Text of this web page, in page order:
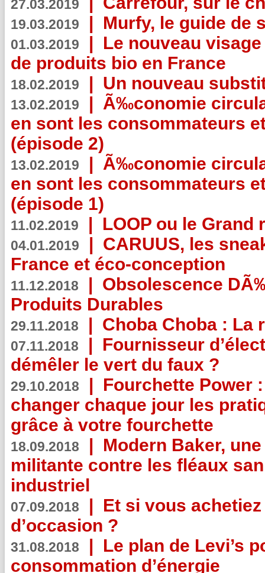
27.03.2019
19.03.2019 | Murfy, le guide de
01.03.2019 | Le nouveau
de produits bio en France
18.02.2019 | Un nouveau
13.02.2019 | Ã‰conomie
en sont les consommateurs
(épisode 2)
13.02.2019 | Ã‰conomie
en sont les consommateurs
(épisode 1)
11.02.2019 | LOOP ou le Grand
04.01.2019 | CARUUS, les
France et éco-conception
11.12.2018 | Obsolescence
Produits Durables
29.11.2018 | Choba Choba : La
07.11.2018 | Fournisseur
démêler le vert du faux ?
29.10.2018 | Fourchette Power
changer chaque jour les
grâce à votre fourchette
18.09.2018 | Modern Baker,
militante contre les fléaux
industriel
07.09.2018 | Et si vous
d’occasion ?
31.08.2018 | Le plan de Levi’s
consommation d’énergie